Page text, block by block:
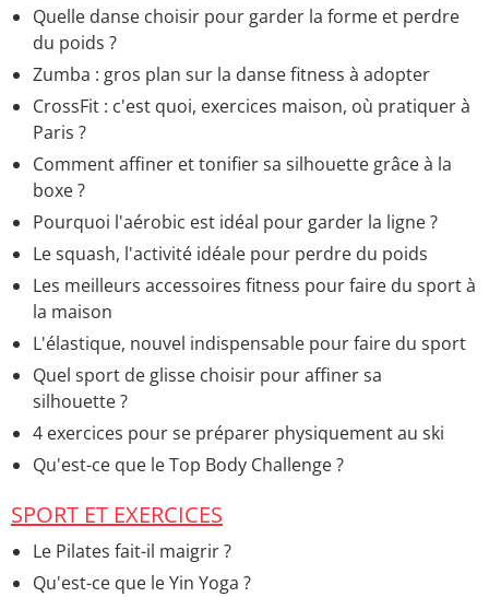
Quelle danse choisir pour garder la forme et perdre
du poids ?
Zumba : gros plan sur la danse fitness à adopter
CrossFit : c'est quoi, exercices maison, où pratiquer à
Paris ?
Comment affiner et tonifier sa silhouette grâce à la
boxe ?
Pourquoi l'aérobic est idéal pour garder la ligne ?
Le squash, l'activité idéale pour perdre du poids
Les meilleurs accessoires fitness pour faire du sport à
la maison
L'élastique, nouvel indispensable pour faire du sport
Quel sport de glisse choisir pour affiner sa
silhouette ?
4 exercices pour se préparer physiquement au ski
Qu'est-ce que le Top Body Challenge ?
SPORT ET EXERCICES
Le Pilates fait-il maigrir ?
Qu'est-ce que le Yin Yoga ?